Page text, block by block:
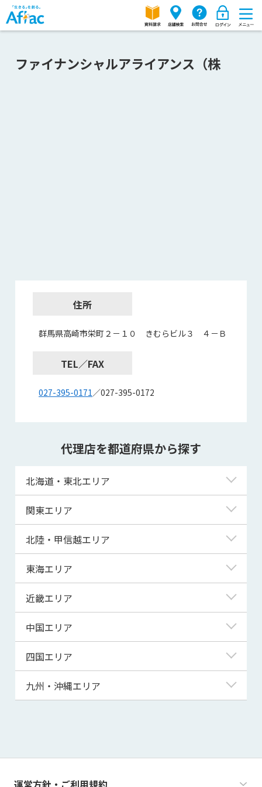
ファイナンシャルアライアンス（株
住所
群馬県高崎市栄町２－１０ きむらビル３ ４－Ｂ
TEL／FAX
027-395-0171／027-395-0172
代理店を都道府県から探す
北海道・東北エリア
北海道
青森県
宮城県
秋田県
山形県
関東エリア
東京都
神奈川県
埼玉県
千葉県
茨城県
群馬県
北陸・甲信越エリア
新潟県
富山県
福井県
山梨県
長野県
東海エリア
岐阜県
静岡県
三重県
近畿エリア
滋賀県
京都府
大阪府
兵庫県
和歌山県
中国エリア
鳥取県
島根県
山口県
四国エリア
徳島県
高知県
九州・沖縄エリア
運営方針・ご利用規約